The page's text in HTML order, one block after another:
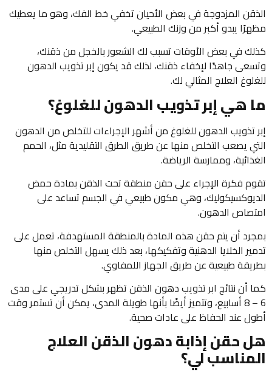
الذقن المزدوجة في بعض الأحيان تخفي خط الفك، وهو ما يعطيك
مظهرًا يبدو أكبر من وزنك الطبيعي.
كذلك في بعض الأوقات تسبب لك الشعور بالخجل من ذقنك،
وتسعى جاهدًا لإخفاء ذقنك، لذلك قد يكون إبر تذويب الدهون
للغلوغ العلاج المثالي لك.
ما هي إبر تذويب الدهون للغلوغ؟
إبر تذويب الدهون للغلوغ من أشهر الإجراءات للتخلص من الدهون
التي يصعب التخلص منها عن طريق الطرق التقليدية مثل، الحمم
الغذائية، وممارسة الرياضة.
تقوم فكرة الإجراء على حقن منطقة تحت الذقن بمادة حمض
الديوكسيكوليك، وهي مكون طبيعي في الجسم تساعد على
امتصاص الدهون.
بمجرد أن يتم حقن هذه المادة بالمنطقة المستهدفة، تعمل على
تدمير الخلايا الدهنية وتفكيكها، بعد ذلك يسهل التخلص منها
بطريقة طبيعية عن طريق الجهاز اللمفاوي.
كما أن نتائج ابر تذويب دهون الذقن تظهر بشكل تدريجي على مدى
6 – 8 أسابيع، وتتميز أيضًا بأنها طويلة المدى، يمكن أن تستمر وقت
أطول عند الحفاظ على عادات صحية.
هل حقن إذابة دهون الذقن العلاج
المناسب لي؟